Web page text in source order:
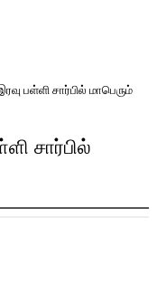
பள்ளி சார்பில் மாபெரும்
சார்பில்